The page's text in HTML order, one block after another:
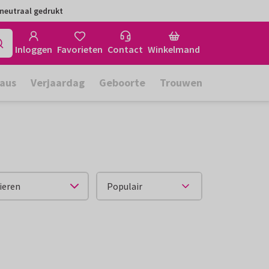
gedrukt
Inloggen Favorieten Contact Winkelmand
Verjaardag Geboorte Trouwen